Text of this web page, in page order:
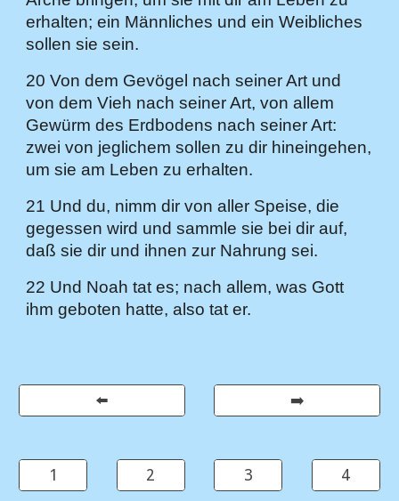
erhalten; ein Männliches und ein Weibliches
sollen sie sein.
20 Von dem Gevögel nach seiner Art und
von dem Vieh nach seiner Art, von allem
Gewürm des Erdbodens nach seiner Art:
zwei von jeglichem sollen zu dir hineingehen,
um sie am Leben zu erhalten.
21 Und du, nimm dir von aller Speise, die
gegessen wird und sammle sie bei dir auf,
daß sie dir und ihnen zur Nahrung sei.
22 Und Noah tat es; nach allem, was Gott
ihm geboten hatte, also tat er.
⬅️ ➡️
1 2 3 4